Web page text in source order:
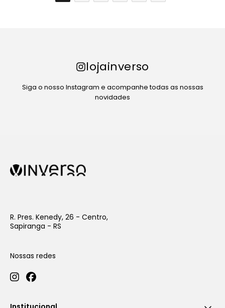
lojainverso
Siga o nosso Instagram e acompanhe todas as nossas
novidades
R. Pres. Kenedy, 26 - Centro,
Sapiranga - RS
Nossas redes